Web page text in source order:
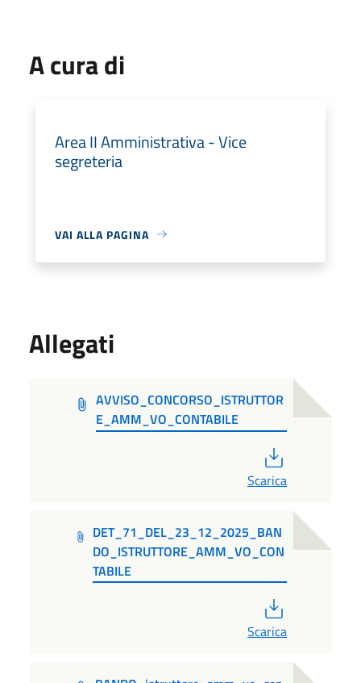
A cura di
Area II Amministrativa - Vice
segreteria
VAI ALLA PAGINA
Allegati
AVVISO_CONCORSO_ISTRUTTOR
E_AMM_VO_CONTABILE
Scarica
DET_71_DEL_23_12_2025_BAN
DO_ISTRUTTORE_AMM_VO_CON
TABILE
Scarica